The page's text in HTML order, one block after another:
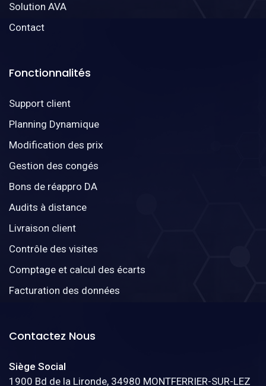
Solution AVA
Contact
Fonctionnalités
Support client
Planning Dynamique
Modification des prix
Gestion des congés
Bons de réappro DA
Audits à distance
Livraison client
Contrôle des visites
Comptage et calcul des écarts
Facturation des données
Contactez Nous
Siège Social
1900 Bd de la Lironde, 34980 MONTFERRIER-SUR-LEZ